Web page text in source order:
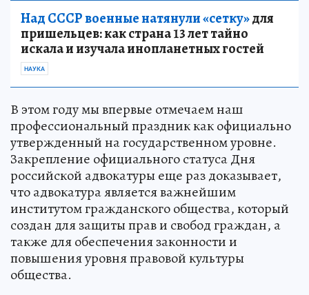
Над СССР военные натянули «сетку»для
пришельцев: как страна 13 лет тайно
искала и изучала инопланетных гостей
НАУКА
В этом году мы впервые отмечаем наш
профессиональный праздник как официально
утвержденный на государственном уровне.
Закрепление официального статуса Дня
российской адвокатуры еще раз доказывает,
что адвокатура является важнейшим
институтом гражданского общества, который
создан для защиты прав и свобод граждан, а
также для обеспечения законности и
повышения уровня правовой культуры
общества.